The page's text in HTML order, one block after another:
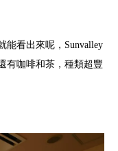
能看出來呢，Sunvalley
有咖啡和茶，種類超豐